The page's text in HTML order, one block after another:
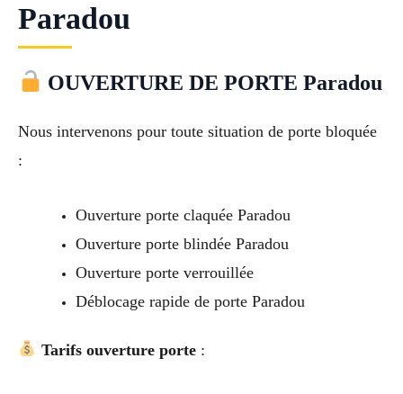
Paradou
OUVERTURE DE PORTE Paradou
Nous intervenons pour toute situation de porte bloquée
:
Ouverture porte claquée Paradou
Ouverture porte blindée Paradou
Ouverture porte verrouillée
Déblocage rapide de porte Paradou
Tarifs ouverture porte: